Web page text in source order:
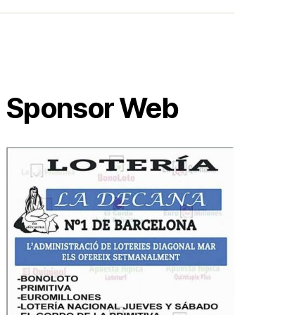
Sponsor Web